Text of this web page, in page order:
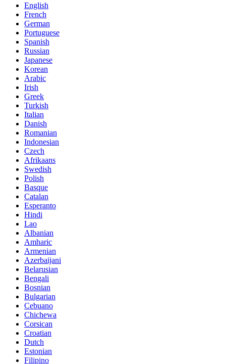
English
French
German
Portuguese
Spanish
Russian
Japanese
Korean
Arabic
Irish
Greek
Turkish
Italian
Danish
Romanian
Indonesian
Czech
Afrikaans
Swedish
Polish
Basque
Catalan
Esperanto
Hindi
Lao
Albanian
Amharic
Armenian
Azerbaijani
Belarusian
Bengali
Bosnian
Bulgarian
Cebuano
Chichewa
Corsican
Croatian
Dutch
Estonian
Filipino